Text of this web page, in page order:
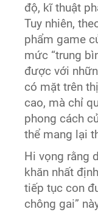
độ, kĩ thuật
Tuy nhiên,
phẩm game
mức “trung
được với
có mặt trên
cao, mà chỉ
phong cách
thể mang lại
Hi vọng rằng
khăn nhất
tiếp tục con
chông gai”